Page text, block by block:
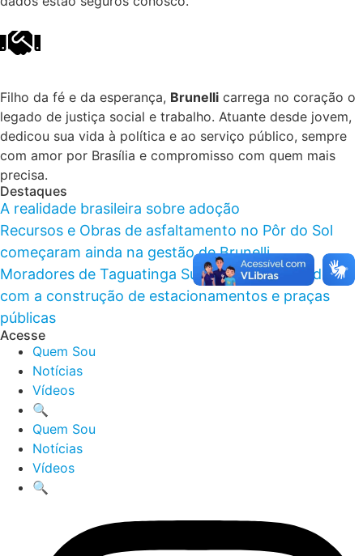
Filho da fé e da esperança, Brunelli carrega no coração o
legado de justiça social e trabalho. Atuante desde jovem,
dedicou sua vida à política e ao serviço público, sempre
com amor por Brasília e compromisso com quem mais
precisa.
Destaques
A realidade brasileira sobre adoção
Recursos e Obras de asfaltamento no Pôr do Sol
começaram ainda na gestão de Brunelli
Moradores de Taguatinga Sul foram beneficiados
com a construção de estacionamentos e praças
públicas
Acesse
Quem Sou
Notícias
Vídeos
🔍
Quem Sou
Notícias
Vídeos
🔍